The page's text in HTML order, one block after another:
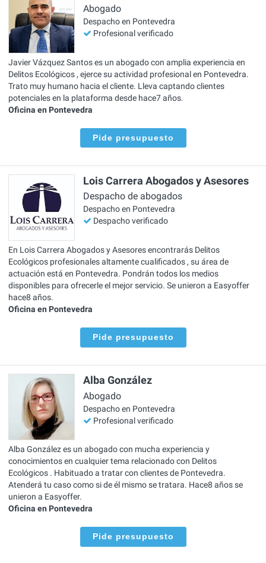
Abogado
Despacho en Pontevedra
Profesional verificado
Javier Vázquez Santos es un abogado con amplia experiencia en
Delitos Ecológicos , ejerce su actividad profesional en Pontevedra.
Trato muy humano hacia el cliente. Lleva captando clientes
potenciales en la plataforma desde hace7 años.
Oficina en Pontevedra
Pide presupuesto
Lois Carrera Abogados y Asesores
Despacho de abogados
Despacho en Pontevedra
Despacho verificado
En Lois Carrera Abogados y Asesores encontrarás Delitos
Ecológicos profesionales altamente cualificados , su área de
actuación está en Pontevedra. Pondrán todos los medios
disponibles para ofrecerle el mejor servicio. Se unieron a Easyoffer
hace8 años.
Oficina en Pontevedra
Pide presupuesto
Alba González
Abogado
Despacho en Pontevedra
Profesional verificado
Alba González es un abogado con mucha experiencia y
conocimientos en cualquier tema relacionado con Delitos
Ecológicos . Habituado a tratar con clientes de Pontevedra.
Atenderá tu caso como si de él mismo se tratara. Hace8 años se
unieron a Easyoffer.
Oficina en Pontevedra
Pide presupuesto